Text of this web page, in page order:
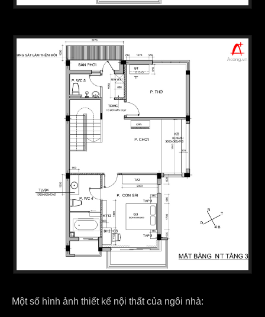
Một số hình ảnh thiết kế nội thất của ngôi nhà: